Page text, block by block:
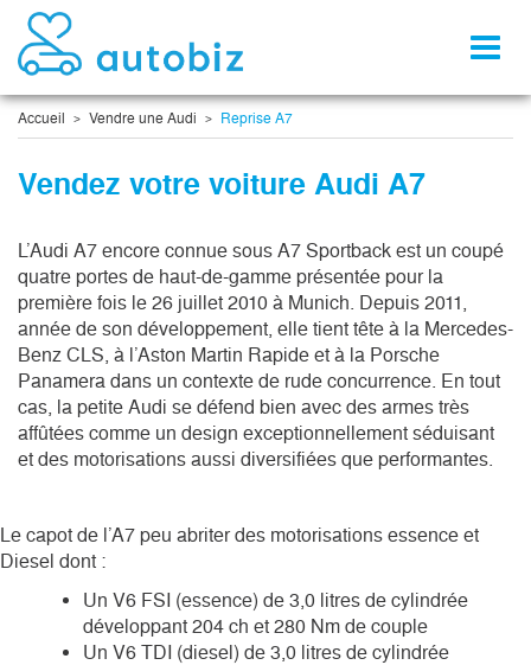
Accueil Vendre une Audi Reprise A7
Vendez votre voiture Audi A7
L’Audi A7 encore connue sous A7 Sportback est un coupé
quatre portes de haut-de-gamme présentée pour la
première fois le 26 juillet 2010 à Munich. Depuis 2011,
année de son développement, elle tient tête à la Mercedes-
Benz CLS, à l’Aston Martin Rapide et à la Porsche
Panamera dans un contexte de rude concurrence. En tout
cas, la petite Audi se défend bien avec des armes très
affûtées comme un design exceptionnellement séduisant
et des motorisations aussi diversifiées que performantes.
Le capot de l’A7 peu abriter des motorisations essence et
Diesel dont :
Un V6 FSI (essence) de 3,0 litres de cylindrée
développant 204 ch et 280 Nm de couple
Un V6 TDI (diesel) de 3,0 litres de cylindrée